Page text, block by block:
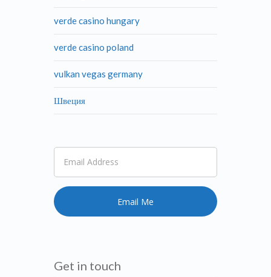
verde casino hungary
verde casino poland
vulkan vegas germany
Швеция
Get in touch